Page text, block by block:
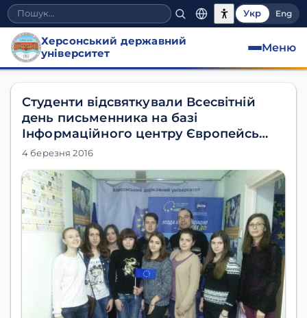
Укр Eng
Херсонський державний
університет
Меню
Студенти відсвяткували Всесвітній
день письменника на базі
Інформаційного центру Європейсь…
4 березня 2016